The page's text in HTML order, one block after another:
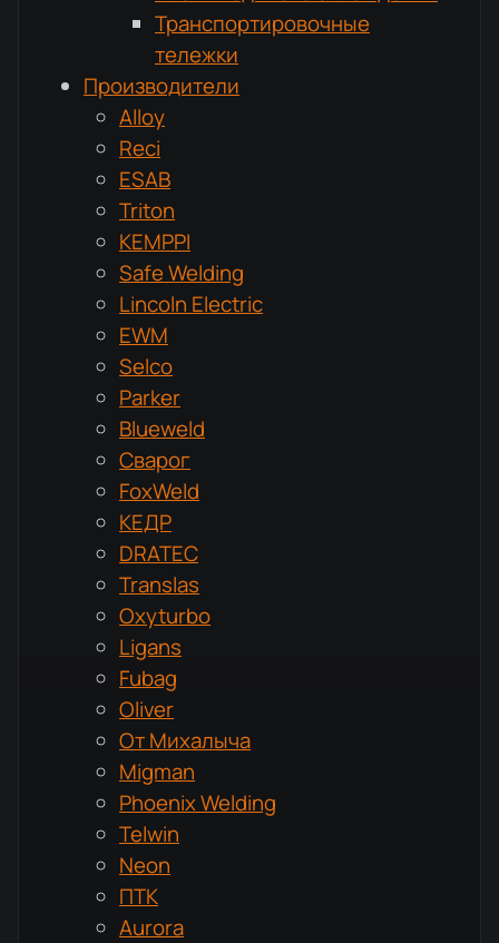
Транспортировочные
тележки
Производители
Alloy
Reci
ESAB
Triton
KEMPPI
Safe Welding
Lincoln Electric
EWM
Selco
Parker
Blueweld
Сварог
FoxWeld
КЕДР
DRATEC
Translas
Oxyturbo
Ligans
Fubag
Oliver
От Михалыча
Migman
Phoenix Welding
Telwin
Neon
ПТК
Aurora